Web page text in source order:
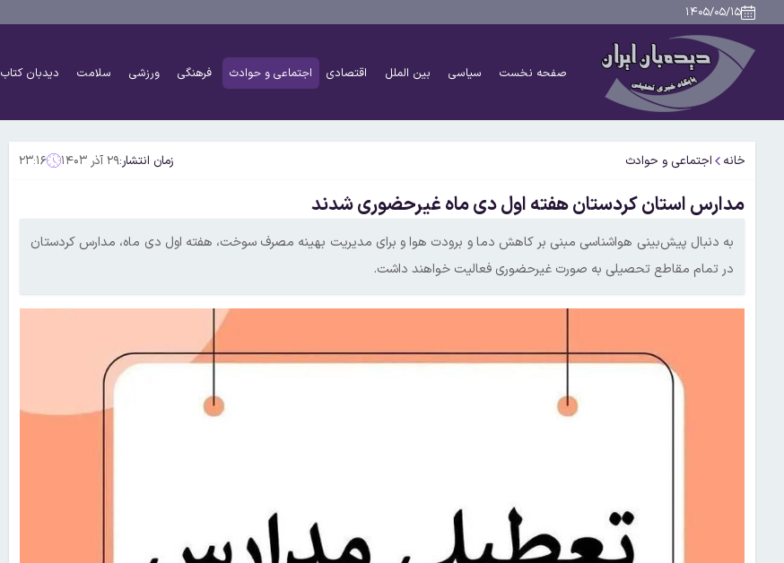
۱۴۰۵/۰۵/۱۵
صفحه نخست سیاسی بین الملل اقتصادی اجتماعی و حوادث فرهنگی ورزشی سلامت دیدبان کتاب
خانه اجتماعی و حوادث زمان انتشار:۲۹ آذر ۱۴۰۳ ۲۳:۱۶
مدارس استان کردستان هفته اول دی ماه غیرحضوری شدند
به دنبال پیش‌بینی‌ هواشناسی مبنی بر کاهش دما و برودت هوا و برای مدیریت بهینه مصرف سوخت، هفته اول دی ماه، مدارس کردستان
در تمام مقاطع تحصیلی به صورت غیرحضوری فعالیت خواهند داشت.